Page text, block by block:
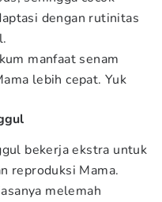
dengan rutinitas
manfaat senam
lebih cepat. Yuk
bekerja ekstra untuk
reproduksi Mama.
melemah